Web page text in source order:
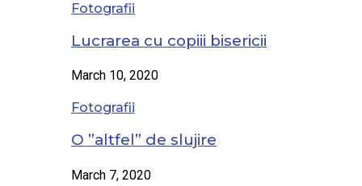
Fotografii
Lucrarea cu copiii bisericii
March 10, 2020
Fotografii
O ”altfel” de slujire
March 7, 2020